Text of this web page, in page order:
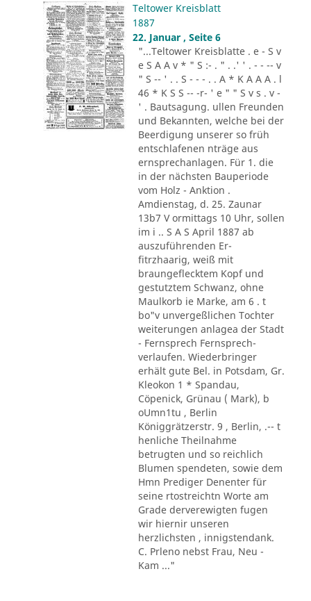
Teltower Kreisblatt
1887
22. Januar , Seite 6
"...Teltower Kreisblatte . e - S v
e S A A v * " S :- . " . .' ' . - - -- v
" S -- ' . . S - - - . . A * K A A A . l
46 * K S S -- -r- ' e " " S v s . v -
' . Bautsagung. ullen Freunden
und Bekannten, welche bei der
Beerdigung unserer so früh
entschlafenen nträge aus
ernsprechanlagen. Für 1. die
in der nächsten Bauperiode
vom Holz - Anktion .
Amdienstag, d. 25. Zaunar
13b7 V ormittags 10 Uhr, sollen
im i .. S A S April 1887 ab
auszuführenden Er-
fitrzhaarig, weiß mit
braungeflecktem Kopf und
gestutztem Schwanz, ohne
Maulkorb ie Marke, am 6 . t
bo"v unvergeßlichen Tochter
weiterungen anlagea der Stadt
- Fernsprech Fernsprech-
verlaufen. Wiederbringer
erhält gute Bel. in Potsdam, Gr.
Kleokon 1 * Spandau,
Cöpenick, Grünau ( Mark), b
oUmn1tu , Berlin
Königgrätzerstr. 9 , Berlin, .-- t
henliche Theilnahme
betrugten und so reichlich
Blumen spendeten, sowie dem
Hmn Prediger Denenter für
seine rtostreichtn Worte am
Grade derverewigten fugen
wir hiernir unseren
herzlichsten , innigstendank.
C. Prleno nebst Frau, Neu -
Kam ..."